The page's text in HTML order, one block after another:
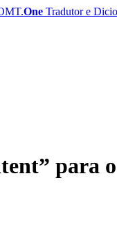
One Tradutor e
para